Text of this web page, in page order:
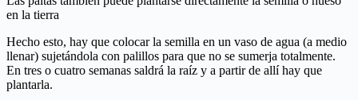
en la tierra
Hecho esto, hay que colocar la semilla en un vaso de agua (a medio
llenar) sujetándola con palillos para que no se sumerja totalmente.
En tres o cuatro semanas saldrá la raíz y a partir de allí hay que
plantarla.